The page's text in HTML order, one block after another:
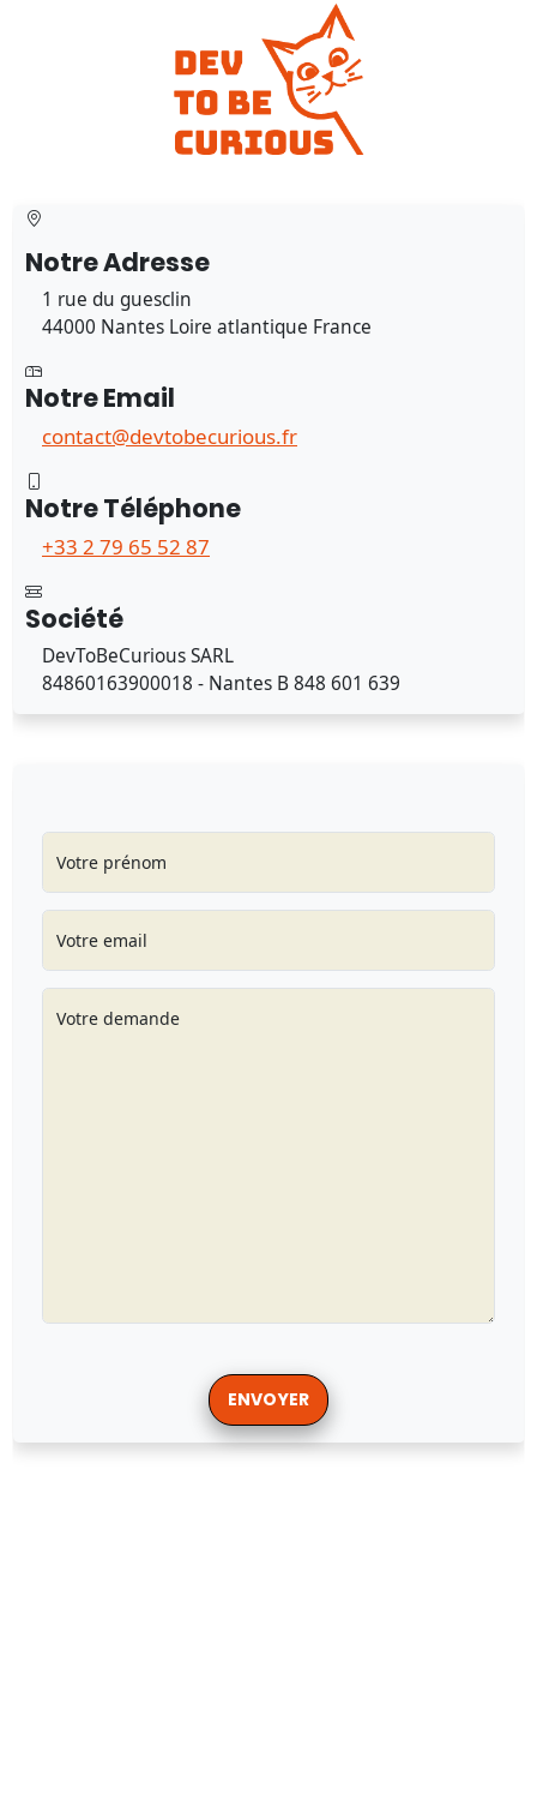
Notre Adresse
1 rue du guesclin
44000 Nantes Loire atlantique France
Notre Email
contact@devtobecurious.fr
Notre Téléphone
+33 2 79 65 52 87
Société
DevToBeCurious SARL
84860163900018 - Nantes B 848 601 639
Votre prénom
Votre email
Votre demande
ENVOYER